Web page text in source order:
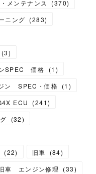
メンテナンス (370)
ニング (283)
(3)
SPEC 価格
(1 )
ン SPEC・価格 (1 )
ECU (241)
(32)
(22) 旧車 (84)
車 エンジン修理 (33)